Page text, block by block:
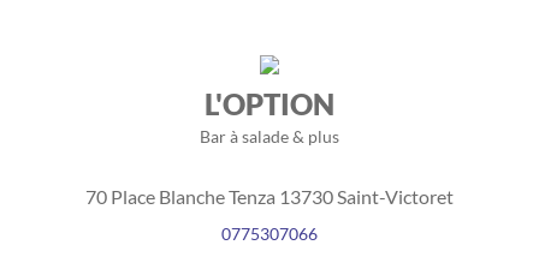
L'OPTION
Bar à salade & plus
70 Place Blanche Tenza 13730 Saint-Victoret
0775307066